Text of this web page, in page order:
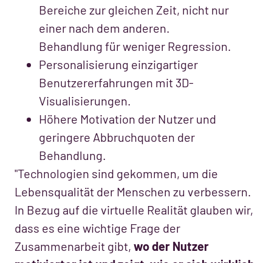
Bereiche zur gleichen Zeit, nicht nur
einer nach dem anderen.
Behandlung für weniger Regression.
Personalisierung einzigartiger
Benutzererfahrungen mit 3D-
Visualisierungen.
Höhere Motivation der Nutzer und
geringere Abbruchquoten der
Behandlung.
"Technologien sind gekommen, um die
Lebensqualität der Menschen zu verbessern.
In Bezug auf die virtuelle Realität glauben wir,
dass es eine wichtige Frage der
Zusammenarbeit gibt, wo der Nutzer